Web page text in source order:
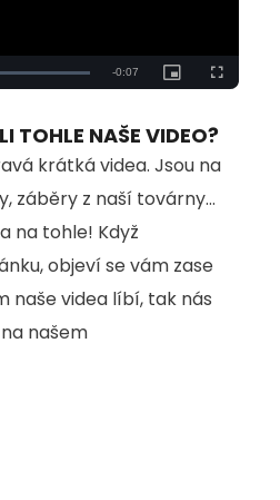
Loaded:
100.00%
TOHLE NAŠE VIDEO?
krátká videa. Jsou na
záběry z naší továrny...
na tohle! Když
objeví se vám zase
naše videa líbí, tak nás
našem